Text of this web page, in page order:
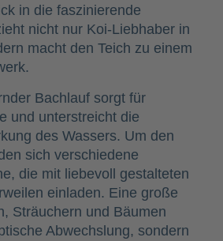
in die faszinierende
nicht nur Koi-Liebhaber in
macht den Teich zu einem
Bachlauf sorgt für
und unterstreicht die
des Wassers. Um den
sich verschiedene
die mit liebevoll gestalteten
einladen. Eine große
Sträuchern und Bäumen
Abwechslung, sondern